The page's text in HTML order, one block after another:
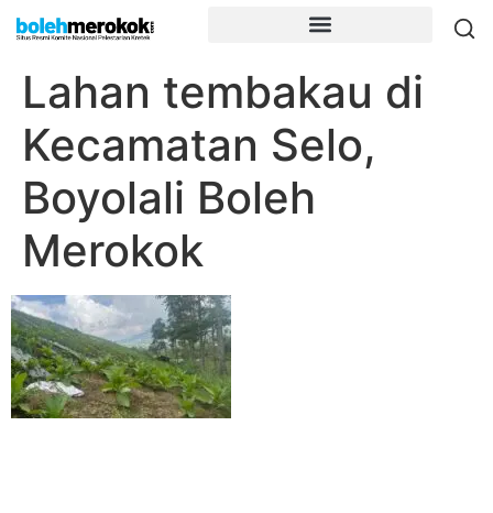
Lahan tembakau di
Kecamatan Selo,
Boyolali Boleh
Merokok